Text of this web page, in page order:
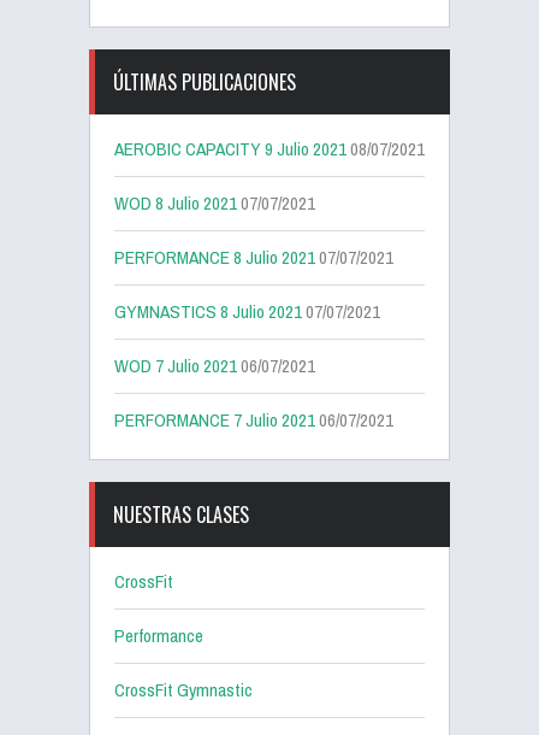
ÚLTIMAS PUBLICACIONES
AEROBIC CAPACITY 9 Julio 202108/07/2021
WOD 8 Julio 202107/07/2021
PERFORMANCE 8 Julio 202107/07/2021
GYMNASTICS 8 Julio 202107/07/2021
WOD 7 Julio 202106/07/2021
PERFORMANCE 7 Julio 202106/07/2021
NUESTRAS CLASES
CrossFit
Performance
CrossFit Gymnastic